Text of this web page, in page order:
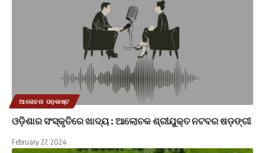
ଆଲୋଚନା ପଡ଼କାଷ୍ଟ
ଓଡ଼ିଶାର ସଂସ୍କୃତିରେ ଖାଦ୍ୟ : ଆଲୋଚକ ଶ୍ରୀଯୁକ୍ତ ନଟବର ଷଡ଼ଙ୍ଗୀ
February 27, 2024